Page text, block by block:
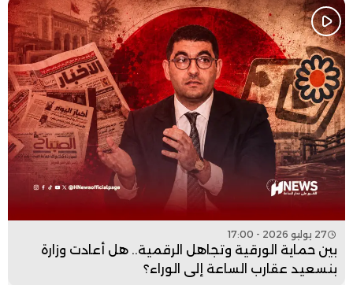
27 يوليو 2026 - 17:00
بين حماية الورقية وتجاهل الرقمية.. هل أعادت وزارة
بنسعيد عقارب الساعة إلى الوراء؟